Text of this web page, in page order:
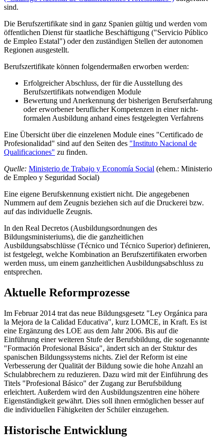
sind.
Die Berufszertifikate sind in ganz Spanien gültig und werden vom
öffentlichen Dienst für staatliche Beschäftigung ("Servicio Público
de Empleo Estatal") oder den zuständigen Stellen der autonomen
Regionen ausgestellt.
Berufszertifikate können folgendermaßen erworben werden:
Erfolgreicher Abschluss, der für die Ausstellung des
Berufszertifikats notwendigen Module
Bewertung und Anerkennung der bisherigen Berufserfahrung
oder erworbener beruflicher Kompetenzen in einer nicht-
formalen Ausbildung anhand eines festgelegten Verfahrens
Eine Übersicht über die einzelenen Module eines "Certificado de
Profesionalidad" sind auf den Seiten des "Instituto Nacional de
Qualificaciones" zu finden.
Quelle: Ministerio de Trabajo y Economía Social (ehem.: Ministerio
de Empleo y Seguridad Social)
Eine eigene Berufskennung existiert nicht. Die angegebenen
Nummern auf dem Zeugnis beziehen sich auf die Druckerei bzw.
auf das individuelle Zeugnis.
In den Real Decretos (Ausbildungsordnungen des
Bildungsministeriums), die die ganzheitlichen
Ausbildungsabschlüsse (Técnico und Técnico Superior) definieren,
ist festgelegt, welche Kombination an Berufszertifikaten erworben
werden muss, um einem ganzheitlichen Ausbildungsabschluss zu
entsprechen.
Aktuelle Reformprozesse
Im Februar 2014 trat das neue Bildungsgesetz "Ley Orgánica para
la Mejora de la Calidad Educativa", kurz LOMCE, in Kraft. Es ist
eine Ergänzung des LOE aus dem Jahr 2006. Bis auf die
Einführung einer weiteren Stufe der Berufsbildung, die sogenannte
"Formación Profesional Básica", ändert sich an der Stuktur des
spanischen Bildungssystems nichts. Ziel der Reform ist eine
Verbesserung der Qualität der Bildung sowie die hohe Anzahl an
Schulabbrechern zu reduzieren. Dazu wird mit der Einführung des
Titels "Profesional Básico" der Zugang zur Berufsbildung
erleichtert. Außerdem wird den Ausbildungszentren eine höhere
Eigenständigkeit gewährt. Dies soll ihnen ermöglichen besser auf
die individuellen Fähigkeiten der Schüler einzugehen.
Historische Entwicklung